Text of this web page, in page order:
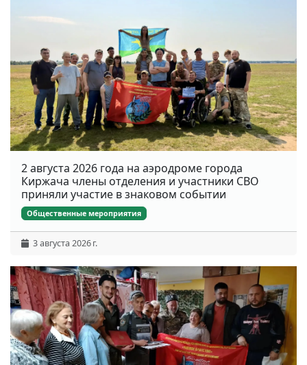
2 августа 2026 года на аэродроме города
Киржача члены отделения и участники СВО
приняли участие в знаковом событии
Общественные мероприятия
3 августа 2026 г.